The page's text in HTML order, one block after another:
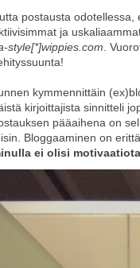
postausta
ja
style[*]wippies.com .
kymmennittäin
kirjoittajista sinnitteli
pääaihena on
Bloggaaminen on
ei olisi